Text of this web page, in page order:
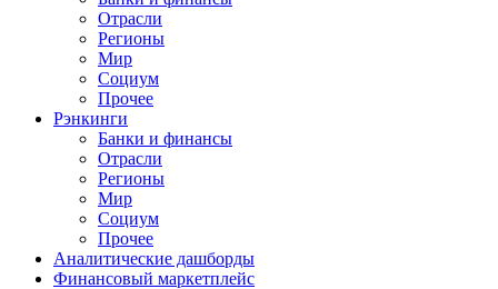
Отрасли
Регионы
Мир
Социум
Прочее
Рэнкинги
Банки и финансы
Отрасли
Регионы
Мир
Социум
Прочее
Аналитические дашборды
Финансовый маркетплейс